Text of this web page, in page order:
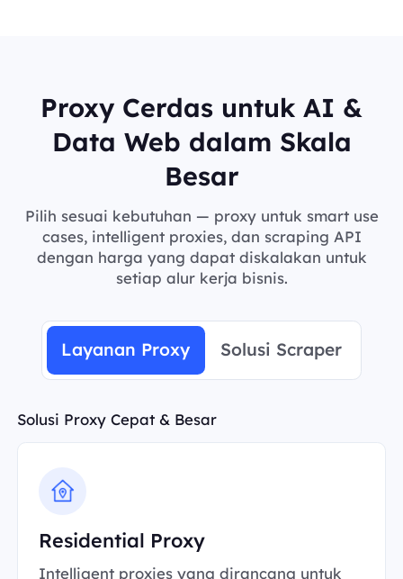
Proxy Cerdas untuk AI &
Data Web dalam Skala
Besar
Pilih sesuai kebutuhan — proxy untuk smart use
cases, intelligent proxies, dan scraping API
dengan harga yang dapat diskalakan untuk
setiap alur kerja bisnis.
Layanan Proxy Solusi Scraper
Solusi Proxy Cepat & Besar
Residential Proxy
Intelligent proxies yang dirancang untuk